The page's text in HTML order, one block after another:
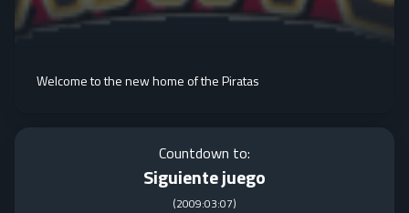
Welcome to the new home of the Piratas
Countdown to:
Siguiente juego
(2009:03:07)